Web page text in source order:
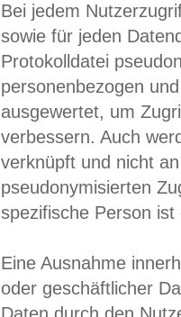
Bei jedem
sowie für jeden
Protokolldatei
personenbezogen
ausgewertet, um
verbessern. Auch
verknüpft und nicht
pseudonymisierten
spezifische Person
Eine Ausnahme
oder geschäftlicher